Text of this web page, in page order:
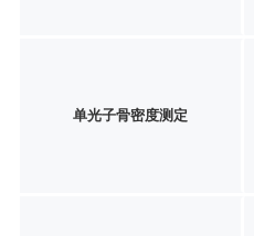
单光子骨密度测定